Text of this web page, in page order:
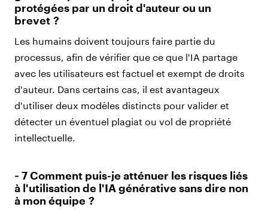
protégées par un droit d'auteur ou un
brevet ?
Les humains doivent toujours faire partie du
processus, afin de vérifier que ce que l'IA partage
avec les utilisateurs est factuel et exempt de droits
d'auteur. Dans certains cas, il est avantageux
d'utiliser deux modèles distincts pour valider et
détecter un éventuel plagiat ou vol de propriété
intellectuelle.
‑ 7 Comment puis-je atténuer les risques liés
à l'utilisation de l'IA générative sans dire non
à mon équipe ?